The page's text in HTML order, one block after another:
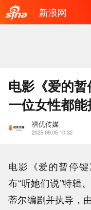
新浪网
电影《爱的
一位女性都
禧优传媒
2025.09.05 10:32
电影《爱的暂停
布“听她们说”特辑
蒂尔编剧并执导，